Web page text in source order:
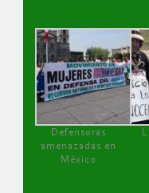
Defensoras
amenazadas en
México